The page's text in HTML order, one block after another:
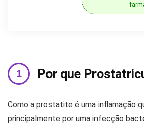
Por que
Como a prostatite é uma inflamação
principalmente por uma infecção